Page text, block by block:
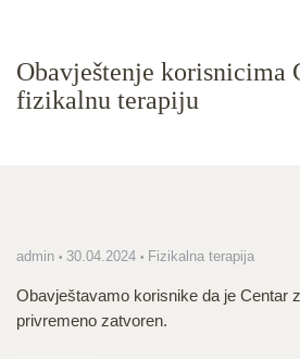
Obavještenje korisnicima
fizikalnu terapiju
admin 30.04.2024 Fizikalna terapija
Obavještavamo korisnike da je Centar
privremeno zatvoren.